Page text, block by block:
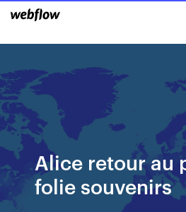
Alice retour au
folie souvenirs